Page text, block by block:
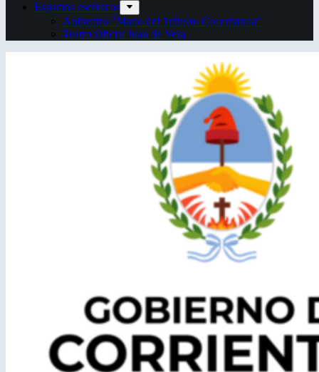
Espacios escénicos
Anfiteatro “Mario del Tránsito Cocomarola”
Teatro Oficial Juan de Vera